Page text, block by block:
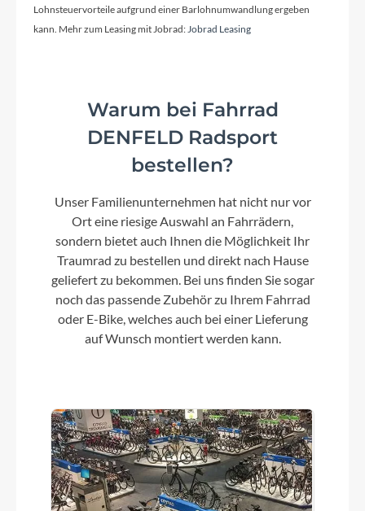
Kurbelgarnitur
e*thirteen Helix Race Alloy e*spec Crank, 32T
Kassette
Shimano Deore CS-M6100, 10-51T
Lenker
Newmen Evolution SL 31825, 780mm
Dämpfer
RockShox Deluxe Select+, 210x55mmmm,
Rebound Adjust, 2-Position Lever
Lohnsteuervorteile aufgrund einer Barlohnumwandlung ergeben
kann. Mehr zum Leasing mit Jobrad:Jobrad Leasing
Warum bei Fahrrad
DENFELD Radsport
bestellen?
Unser Familienunternehmen hat nicht nur vor
Ort eine riesige Auswahl an Fahrrädern,
sondern bietet auch Ihnen die Möglichkeit Ihr
Traumrad zu bestellen und direkt nach Hause
geliefert zu bekommen. Bei uns finden Sie sogar
noch das passende Zubehör zu Ihrem Fahrrad
oder E-Bike, welches auch bei einer Lieferung
auf Wunsch montiert werden kann.